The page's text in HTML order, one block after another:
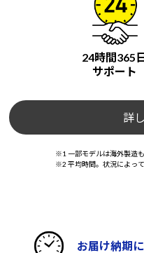
24時間365
サポート
詳
※1 一部モデルは海外製造も
※2 平均時間。状況によっ
お届け納期